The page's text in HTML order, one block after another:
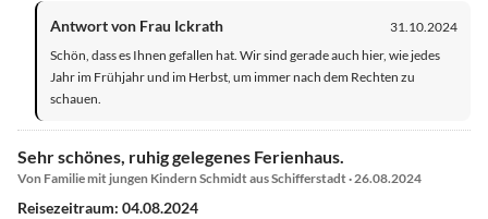
Antwort von Frau Ickrath
31.10.2024
Schön, dass es Ihnen gefallen hat. Wir sind gerade auch hier, wie jedes
Jahr im Frühjahr und im Herbst, um immer nach dem Rechten zu
schauen.
Sehr schönes, ruhig gelegenes Ferienhaus.
Von Familie mit jungen Kindern Schmidt aus Schifferstadt · 26.08.2024
Reisezeitraum: 04.08.2024